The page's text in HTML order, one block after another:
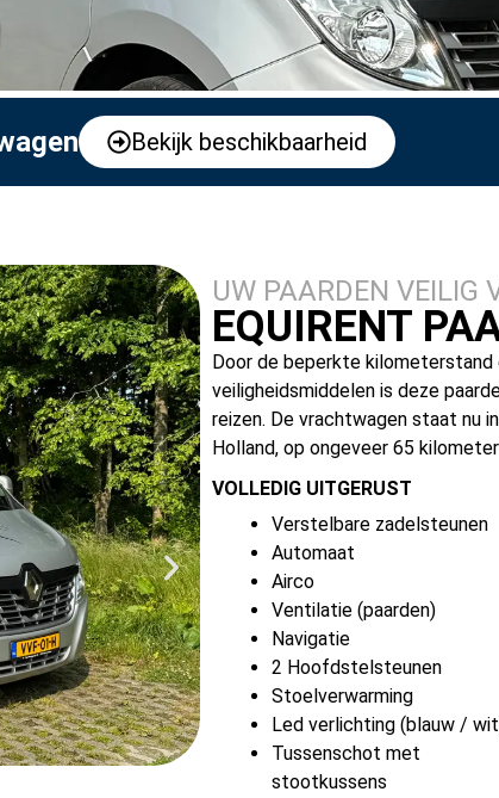
Bekijk beschikbaarheid
UW PAARDEN VEILIG
EQUIRENT
Door de beperkte
veiligheidsmiddelen is deze
reizen. De vrachtwagen staat nu
Holland, op ongeveer 65
VOLLEDIG UITGERUST
Verstelbare zadelsteunen
Automaat
Airco
Ventilatie (paarden)
Navigatie
2 Hoofdstelsteunen
Stoelverwarming
Led verlichting (blauw /
Tussenschot met
stootkussens